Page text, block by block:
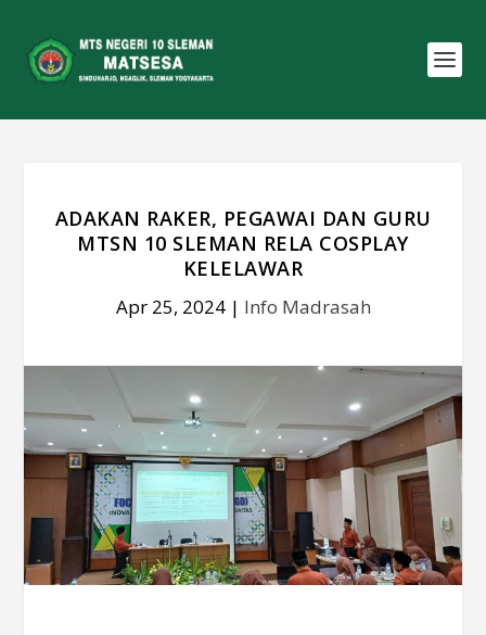
ADAKAN RAKER, PEGAWAI DAN GURU
MTSN 10 SLEMAN RELA COSPLAY
KELELAWAR
Apr 25, 2024| Info Madrasah